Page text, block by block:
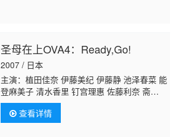
圣母在上OVA4：Ready,Go!
2007 / 日本
主演：植田佳奈 伊藤美纪 伊藤静 池泽春菜 能
登麻美子 清水香里 钉宫理惠 佐藤利奈 斋藤千
和 小清水亚美 喜多村英梨
二 佐藤蓝 泽木郁也 河本邦弘 大浦冬华
查看详情